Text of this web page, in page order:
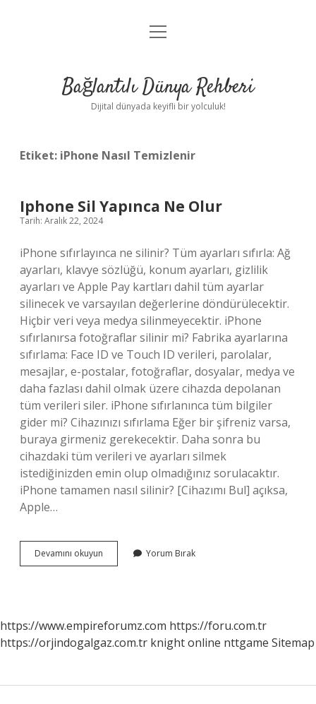
Anasayfa
Yasal Uyarı
menüyü
Bağlantılı Dünya Rehberi
Dijital dünyada keyifli bir yolculuk!
Etiket: iPhone Nasıl Temizlenir
Iphone Sil Yapınca Ne Olur
Tarih: Aralık 22, 2024
iPhone sıfırlayınca ne silinir? Tüm ayarları sıfırla: Ağ
ayarları, klavye sözlüğü, konum ayarları, gizlilik
ayarları ve Apple Pay kartları dahil tüm ayarlar
silinecek ve varsayılan değerlerine döndürülecektir.
Hiçbir veri veya medya silinmeyecektir. iPhone
sıfırlanırsa fotoğraflar silinir mi? Fabrika ayarlarına
sıfırlama: Face ID ve Touch ID verileri, parolalar,
mesajlar, e-postalar, fotoğraflar, dosyalar, medya ve
daha fazlası dahil olmak üzere cihazda depolanan
tüm verileri siler. iPhone sıfırlanınca tüm bilgiler
gider mi? Cihazınızı sıfırlama Eğer bir şifreniz varsa,
buraya girmeniz gerekecektir. Daha sonra bu
cihazdaki tüm verileri ve ayarları silmek
istediğinizden emin olup olmadığınız sorulacaktır.
iPhone tamamen nasıl silinir? [Cihazımı Bul] açıksa,
Apple…
Devamını okuyun
Sil
Yorum Bırak
https://www.empireforumz.com https://foru.com.tr
https://orjindogalgaz.com.tr knight online nttgame Sitemap